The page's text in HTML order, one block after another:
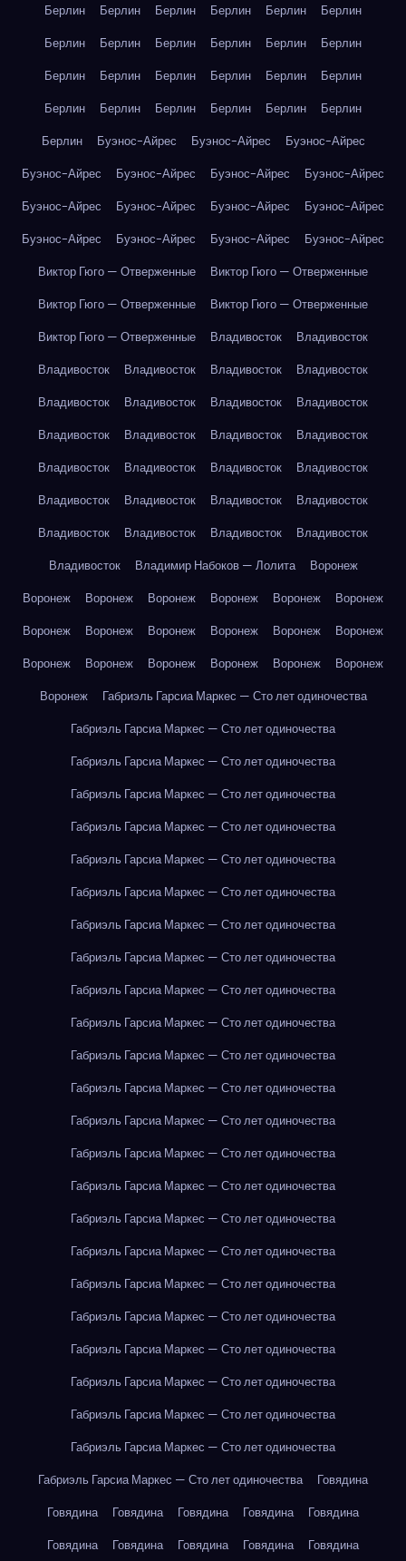
Берлин Берлин Берлин Берлин Берлин
Берлин
Берлин
Берлин Берлин Берлин Берлин
Берлин
Берлин
Берлин Берлин Берлин Берлин
Берлин
Берлин
Берлин Берлин Берлин Берлин
Берлин
Берлин
Буэнос-Айрес Буэнос-Айрес
Буэнос-Айрес
Буэнос-Айрес
Буэнос-Айрес Буэнос-Айрес
Буэнос-Айрес
Буэнос-Айрес
Буэнос-Айрес Буэнос-Айрес
Буэнос-Айрес
Буэнос-Айрес
Буэнос-Айрес Буэнос-Айрес
Буэнос-Айрес
Виктор Гюго — Отверженные
Виктор Гюго — Отверженные
Виктор Гюго — Отверженные
Виктор Гюго — Отверженные
Виктор Гюго — Отверженные
Владивосток
Владивосток
Владивосток
Владивосток Владивосток
Владивосток
Владивосток
Владивосток Владивосток
Владивосток
Владивосток
Владивосток Владивосток
Владивосток
Владивосток
Владивосток Владивосток
Владивосток
Владивосток
Владивосток Владивосток
Владивосток
Владивосток
Владивосток Владивосток
Владивосток
Владивосток
Владимир Набоков — Лолита
Воронеж
Воронеж
Воронеж Воронеж Воронеж Воронеж
Воронеж
Воронеж
Воронеж Воронеж Воронеж Воронеж
Воронеж
Воронеж
Воронеж Воронеж Воронеж Воронеж
Воронеж
Воронеж
Габриэль Гарсиа Маркес — Сто лет одиночества
Габриэль Гарсиа Маркес — Сто лет одиночества
Габриэль Гарсиа Маркес — Сто лет одиночества
Габриэль Гарсиа Маркес — Сто лет одиночества
Габриэль Гарсиа Маркес — Сто лет одиночества
Габриэль Гарсиа Маркес — Сто лет одиночества
Габриэль Гарсиа Маркес — Сто лет одиночества
Габриэль Гарсиа Маркес — Сто лет одиночества
Габриэль Гарсиа Маркес — Сто лет одиночества
Габриэль Гарсиа Маркес — Сто лет одиночества
Габриэль Гарсиа Маркес — Сто лет одиночества
Габриэль Гарсиа Маркес — Сто лет одиночества
Габриэль Гарсиа Маркес — Сто лет одиночества
Габриэль Гарсиа Маркес — Сто лет одиночества
Габриэль Гарсиа Маркес — Сто лет одиночества
Габриэль Гарсиа Маркес — Сто лет одиночества
Габриэль Гарсиа Маркес — Сто лет одиночества
Габриэль Гарсиа Маркес — Сто лет одиночества
Габриэль Гарсиа Маркес — Сто лет одиночества
Габриэль Гарсиа Маркес — Сто лет одиночества
Габриэль Гарсиа Маркес — Сто лет одиночества
Габриэль Гарсиа Маркес — Сто лет одиночества
Габриэль Гарсиа Маркес — Сто лет одиночества
Габриэль Гарсиа Маркес — Сто лет одиночества
Габриэль Гарсиа Маркес — Сто лет одиночества
Говядина
Говядина
Говядина Говядина Говядина
Говядина
Говядина
Говядина Говядина Говядина
Говядина